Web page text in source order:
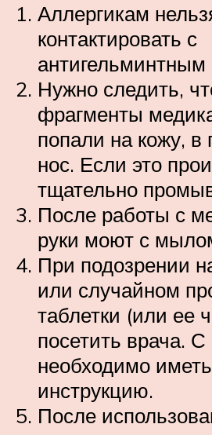
Аллергикам
контактировать с
антигельминтным
Нужно следить,
фрагменты
попали на кожу, в
нос. Если это
тщательно
После работы с
руки моют с
При подозрении
или случайном
таблетки (или ее
посетить врача. С
необходимо
инструкцию.
После